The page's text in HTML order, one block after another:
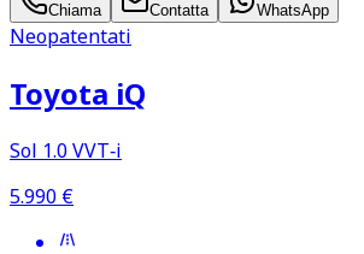
Chiama Contatta WhatsApp
Neopatentati
Toyota iQ
Sol 1.0 VVT‑i
5.990 €